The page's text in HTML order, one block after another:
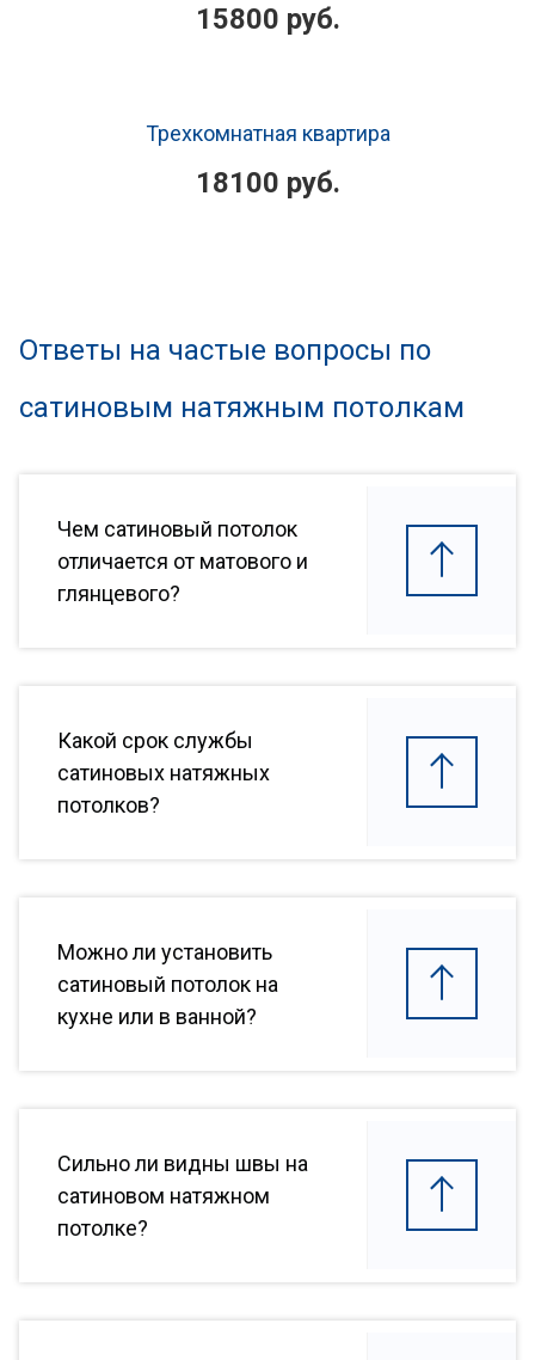
15800 руб.
Трехкомнатная квартира
18100 руб.
Ответы на частые вопросы по
сатиновым натяжным потолкам
Чем сатиновый потолок
отличается от матового и
глянцевого?
Какой срок службы
сатиновых натяжных
потолков?
Можно ли установить
сатиновый потолок на
кухне или в ванной?
Сильно ли видны швы на
сатиновом натяжном
потолке?